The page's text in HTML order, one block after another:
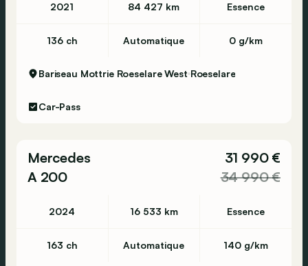
2021 84 427 km Essence
136 ch Automatique 0 g/km
Bariseau Mottrie Roeselare West Roeselare
Car-Pass
Mercedes
A 200
31 990 €
34 990 €
2024 16 533 km Essence
163 ch Automatique 140 g/km